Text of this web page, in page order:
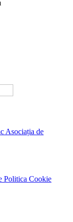
Asociația de
Politica Cookie